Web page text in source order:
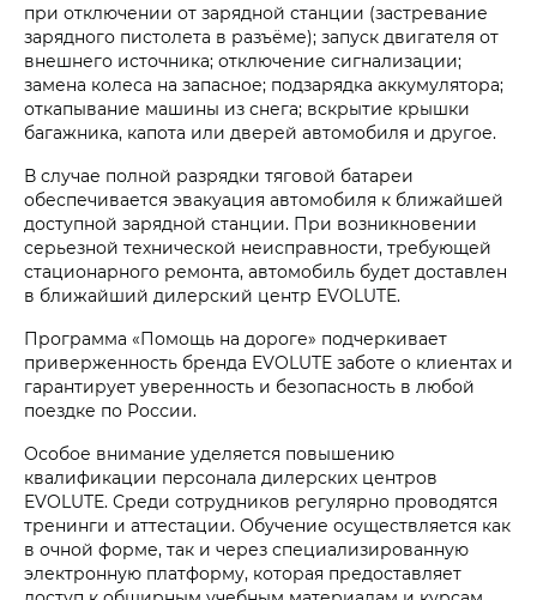
при отключении от зарядной станции (застревание
зарядного пистолета в разъёме); запуск двигателя от
внешнего источника; отключение сигнализации;
замена колеса на запасное; подзарядка аккумулятора;
откапывание машины из снега; вскрытие крышки
багажника, капота или дверей автомобиля и другое.
В случае полной разрядки тяговой батареи
обеспечивается эвакуация автомобиля к ближайшей
доступной зарядной станции. При возникновении
серьезной технической неисправности, требующей
стационарного ремонта, автомобиль будет доставлен
в ближайший дилерский центр EVOLUTE.
Программа «Помощь на дороге» подчеркивает
приверженность бренда EVOLUTE заботе о клиентах и
гарантирует уверенность и безопасность в любой
поездке по России.
Особое внимание уделяется повышению
квалификации персонала дилерских центров
EVOLUTE. Среди сотрудников регулярно проводятся
тренинги и аттестации. Обучение осуществляется как
в очной форме, так и через специализированную
электронную платформу, которая предоставляет